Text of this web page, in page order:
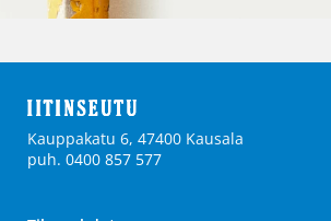
Kauppakatu 6, 47400 Kausala
puh. 0400 857 577